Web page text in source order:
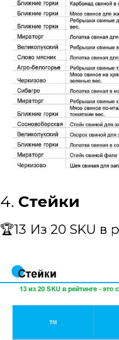
4. Стейки
🏆13 Из 20 SKU в